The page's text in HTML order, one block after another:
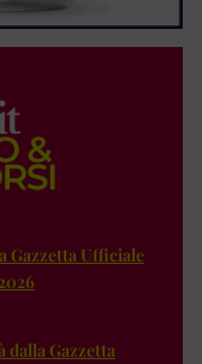
Gazzetta Ufficiale
dalla Gazzetta